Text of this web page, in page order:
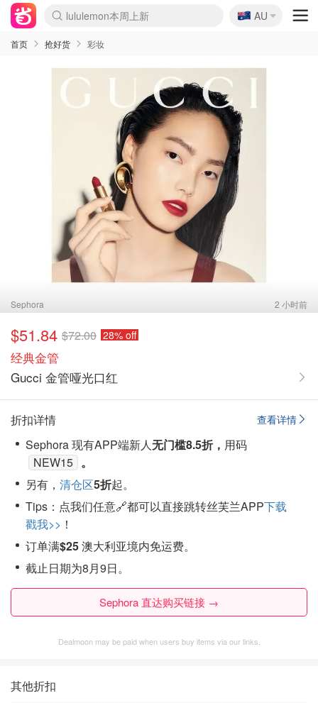
Sasa美妆护肤3.5折
SSENSE年中3折
FreshBeauty好价汇总
Cettire降价+叠9折
Farfetch折上8折
WWS Coles超市实拍
viagogo二手票捡漏
Myer清仓1折起
The Outnet奢牌1折起
David Jones 3折起
Flannels大牌1折
Perfumes Club护肤1折
AMIRO返校季6.2折
Oweek抽奖送Airpods
Amazon折扣汇总
eToro入金$200送$50
Amazon数码好物
ICONIC本周7.5折
ThedoubleF高奢地板价
Moose Knuckles 6折
丝芙兰5折起
EUFY官网3.7折起
Selenichast首饰2折
Trip机票酒店促销
YSL送5件彩妆礼
Amazon家居好物
BIGBANG巡演开票
David Jones时尚3折
Amazon美妆护肤
雅漾大喷$8
过敏原检测盒$33
伊索独家赠50ml沐浴露
科颜氏送高保湿面霜
SEALIFE海洋馆门票6折
丝塔芙大白罐$16
订阅Newsletter送香薰
Cult Beauty 6.8折
Harrods圣诞日历2.3折
LN-CC奢牌私促3折
d'Alba空姐喷雾$16
EVE LOM套装逆天2折
Bernardelli独家4折
Adore Beauty 6折起
CT圣诞日历
Mytheresa奢品2.7折
🇦🇺
AU
首页 抢好货 彩妆
Sephora 2 小时前
$51.84 $72.00 28% off
经典金管
Gucci 金管哑光口红
查看详情
折扣详情
Sephora 现有APP端新人无门槛8.5折 ， 用码
NEW15 。
另有， 清仓区5折起。
Tips：点我们任意🔗都可以直接跳转丝芙兰APP下载
戳我>> ！
订单满$25澳大利亚境内免运费。
截止日期为8月9日。
Sephora 直达购买链接 →
Dealmoon may be paid when users buy items via our links.
其他折扣